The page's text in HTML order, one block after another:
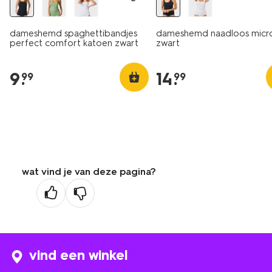
dameshemd spaghettibandjes
perfect comfort katoen zwart
9.
99
dameshemd naadloos
zwart
14.
99
wat vind je van deze pagina?
vind een winkel